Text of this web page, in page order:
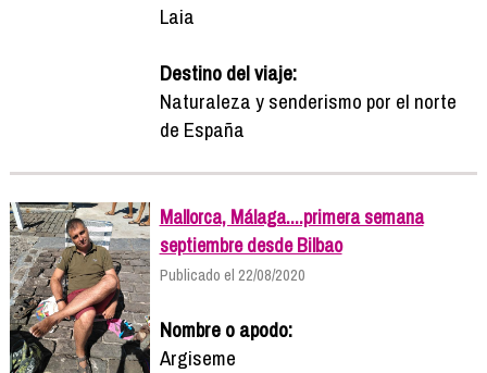
Laia
Destino del viaje:
Naturaleza y senderismo por el norte
de España
Mallorca, Málaga....primera semana
septiembre desde Bilbao
Publicado el 22/08/2020
Nombre o apodo:
Argiseme